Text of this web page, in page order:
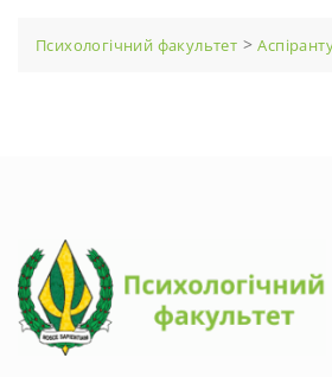
Психологічний факультет >